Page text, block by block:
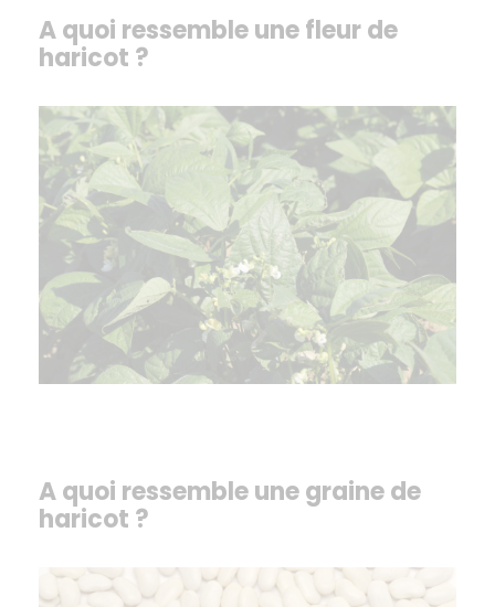
A quoi ressemble une fleur de
haricot ?
A quoi ressemble une graine de
haricot ?